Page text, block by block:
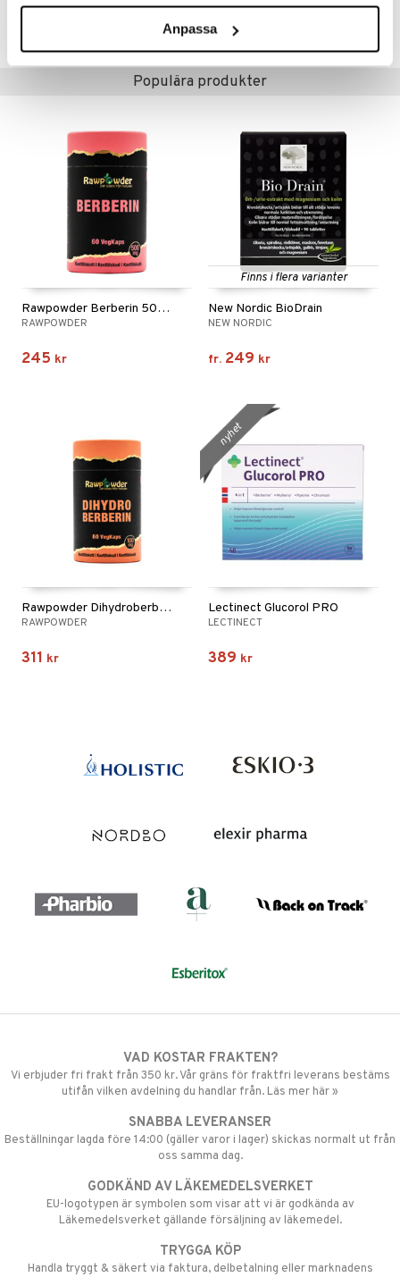
Anpassa
Lägsta pris senaste 30 dagarna: 181 kr
Populära produkter
Rawpowder Berberin 500mg
RAWPOWDER
245 kr
Finns i flera varianter
New Nordic BioDrain
NEW NORDIC
fr. 249 kr
Rawpowder Dihydroberberin 100mg
RAWPOWDER
311 kr
Lectinect Glucorol PRO
LECTINECT
389 kr
nyhet
VAD KOSTAR FRAKTEN?
Vi erbjuder fri frakt från 350 kr. Vår gräns för fraktfri leverans bestäms
utifån vilken avdelning du handlar från. Läs mer här »
SNABBA LEVERANSER
Beställningar lagda före 14:00 (gäller varor i lager) skickas normalt ut från
oss samma dag.
GODKÄND AV LÄKEMEDELSVERKET
EU-logotypen är symbolen som visar att vi är godkända av
Läkemedelsverket gällande försäljning av läkemedel.
TRYGGA KÖP
Handla tryggt & säkert via faktura, delbetalning eller marknadens